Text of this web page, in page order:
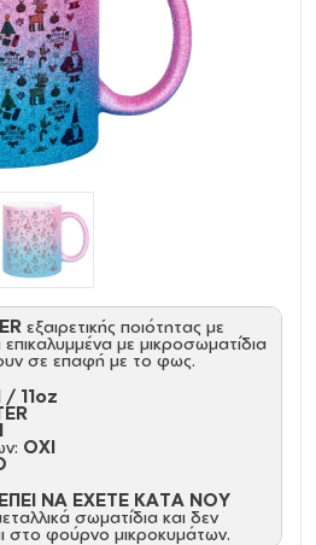
εξαιρετικής ποιότητας με
με μικροσωματίδια
σε επαφή με το φως.
11oz
ΟΧΙ
ΝΑ ΕΧΕΤΕ ΚΑΤΑ ΝΟΥ
σωματίδια και δεν
στο φούρνο μικροκυμάτων.